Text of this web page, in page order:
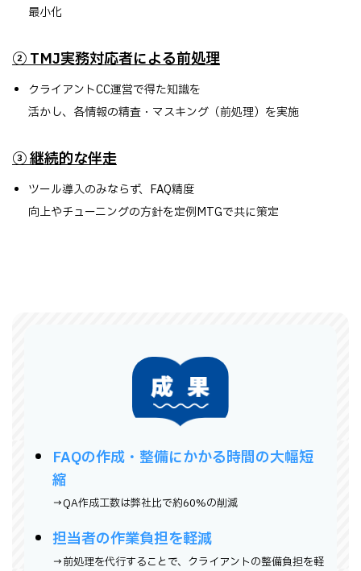
最小化
② TMJ実務対応者による前処理
クライアントCC運営で得た知識を
活かし、各情報の精査・マスキング（前処理）を実施
③ 継続的な伴走
ツール導入のみならず、FAQ精度
向上やチューニングの方針を定例MTGで共に策定
FAQの作成・整備にかかる時間の大幅短
縮
→QA作成工数は弊社比で約60%の削減
担当者の作業負担を軽減
→前処理を代行することで、クライアントの整備負担を軽